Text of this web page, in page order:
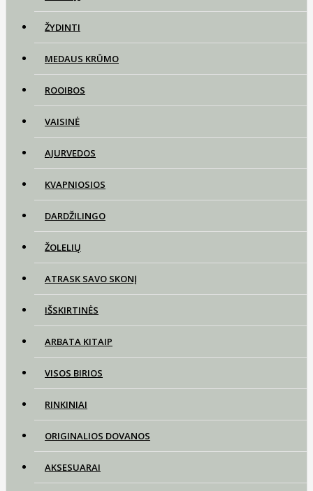
ŽYDINTI
MEDAUS KRŪMO
ROOIBOS
VAISINĖ
AJURVEDOS
KVAPNIOSIOS
DARDŽILINGO
ŽOLELIŲ
ATRASK SAVO SKONĮ
IŠSKIRTINĖS
ARBATA KITAIP
VISOS BIRIOS
RINKINIAI
ORIGINALIOS DOVANOS
AKSESUARAI